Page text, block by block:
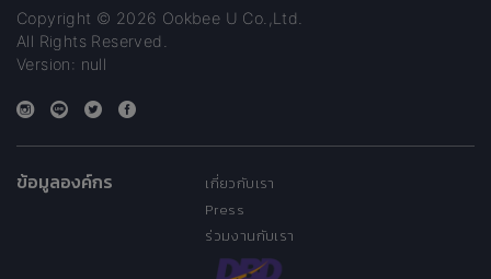
Copyright © 2026 Ookbee U Co.,Ltd.
All Rights Reserved.
Version: null
ข้อมูลองค์กร
เกี่ยวกับเรา
Press
ร่วมงานกับเรา